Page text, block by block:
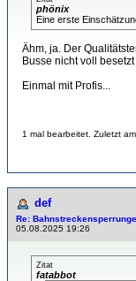
phönix
Eine erste
Ähm, ja. Der
Busse nicht voll
Einmal mit Profis...
1 mal bearbeitet. Zuletzt
def
Re:
05.08.2025 19:26
Zitat
fatabbot